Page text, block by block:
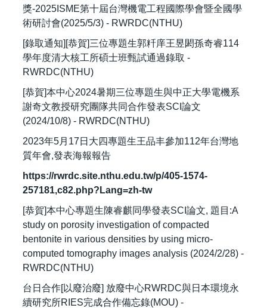
獎-2025ISME第十屆台灣機電工程國際學會暨全國學
術研討會(2025/5/3) - RWRDC(NTHU)
[錄取通知][恭賀]三位專題生郭粁庠王昱閎孫奇睿114
學年度清大核工所碩士班甄試通過錄取 -
RWRDC(NTHU)
[恭賀]本中心2024暑期三位專題生與中正大學電機系
謝奇文教授研究團隊共同合作發表SCI論文
(2024/10/8) - RWRDC(NTHU)
2023年5月17日大四專題生王品丰參加112年台灣地
質年會,發表海報報告
https://rwrdc.site.nthu.edu.tw/p/405-1574-
257181,c82.php?Lang=zh-tw
[恭賀]本中心專題生陳睿麒同學發表SCI論文, 題目:A
study on porosity investigation of compacted
bentonite in various densities by using micro-
computed tomography images analysis (2024/2/28) -
RWRDC(NTHU)
台日合作[以廢治廢] 放廢中心RWRDC與日本環境永
續研究所RIES完成合作備忘錄(MOU) -